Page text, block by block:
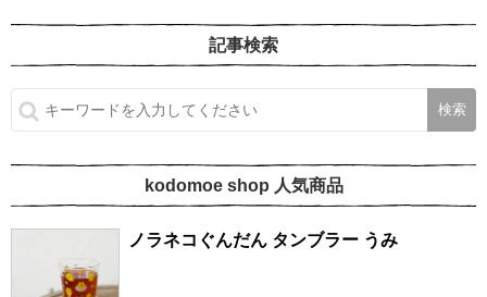
記事検索
kodomoe shop 人気商品
ノラネコぐんだん タンブラー うみ